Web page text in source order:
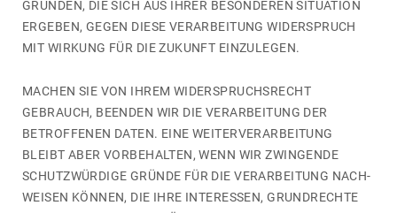
GRÜNDEN, DIE SICH AUS IHRER BESON­DEREN SITUA­TION
ERGEBEN, GEGEN DIESE VERAR­BEI­TUNG WIDER­SPRUCH
MIT WIRKUNG FÜR DIE ZUKUNFT EINZU­LEGEN.
MACHEN SIE VON IHREM WIDER­SPRUCHS­RECHT
GEBRAUCH, BEENDEN WIR DIE VERAR­BEI­TUNG DER
BETROF­FENEN DATEN. EINE WEITER­VER­AR­BEI­TUNG
BLEIBT ABER VORBE­HALTEN, WENN WIR ZWIN­GENDE
SCHUTZWÜRDIGE GRÜNDE FÜR DIE VERAR­BEI­TUNG NACH­
WEISEN KÖNNEN, DIE IHRE INTER­ESSEN, GRUND­RECHTE